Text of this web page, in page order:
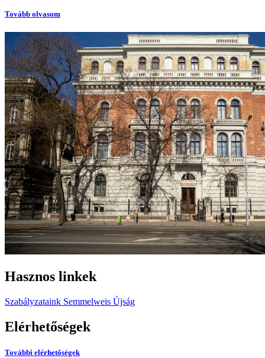
Tovább olvasom
Hasznos linkek
Szabályzataink Semmelweis Újság
Elérhetőségek
További elérhetőségek